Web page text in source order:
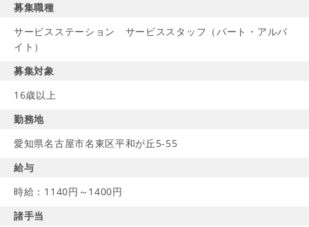
募集職種
サービスステーション サービススタッフ（パート・アルバ
イト）
募集対象
16歳以上
勤務地
愛知県名古屋市名東区平和が丘5-55
給与
時給：1140円～1400円
諸手当